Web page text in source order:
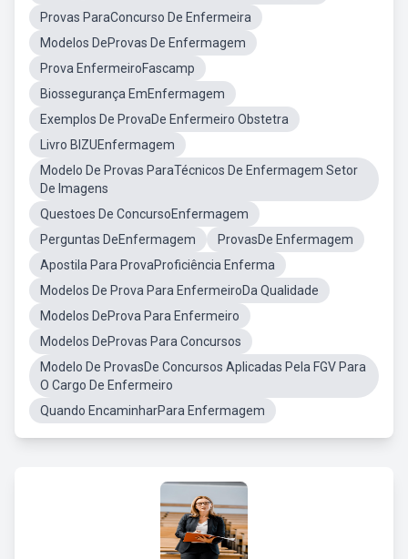
Provas ParaConcurso De Enfermeira
Modelos DeProvas De Enfermagem
Prova EnfermeiroFascamp
Biossegurança EmEnfermagem
Exemplos De ProvaDe Enfermeiro Obstetra
Livro BIZUEnfermagem
Modelo De Provas ParaTécnicos De Enfermagem Setor
De Imagens
Questoes De ConcursoEnfermagem
Perguntas DeEnfermagem
ProvasDe Enfermagem
Apostila Para ProvaProficiência Enferma
Modelos De Prova Para EnfermeiroDa Qualidade
Modelos DeProva Para Enfermeiro
Modelos DeProvas Para Concursos
Modelo De ProvasDe Concursos Aplicadas Pela FGV Para
O Cargo De Enfermeiro
Quando EncaminharPara Enfermagem